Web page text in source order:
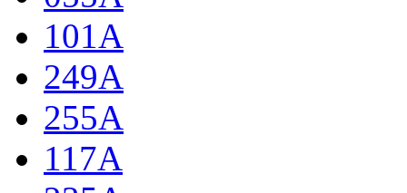
101А
249А
255А
117А